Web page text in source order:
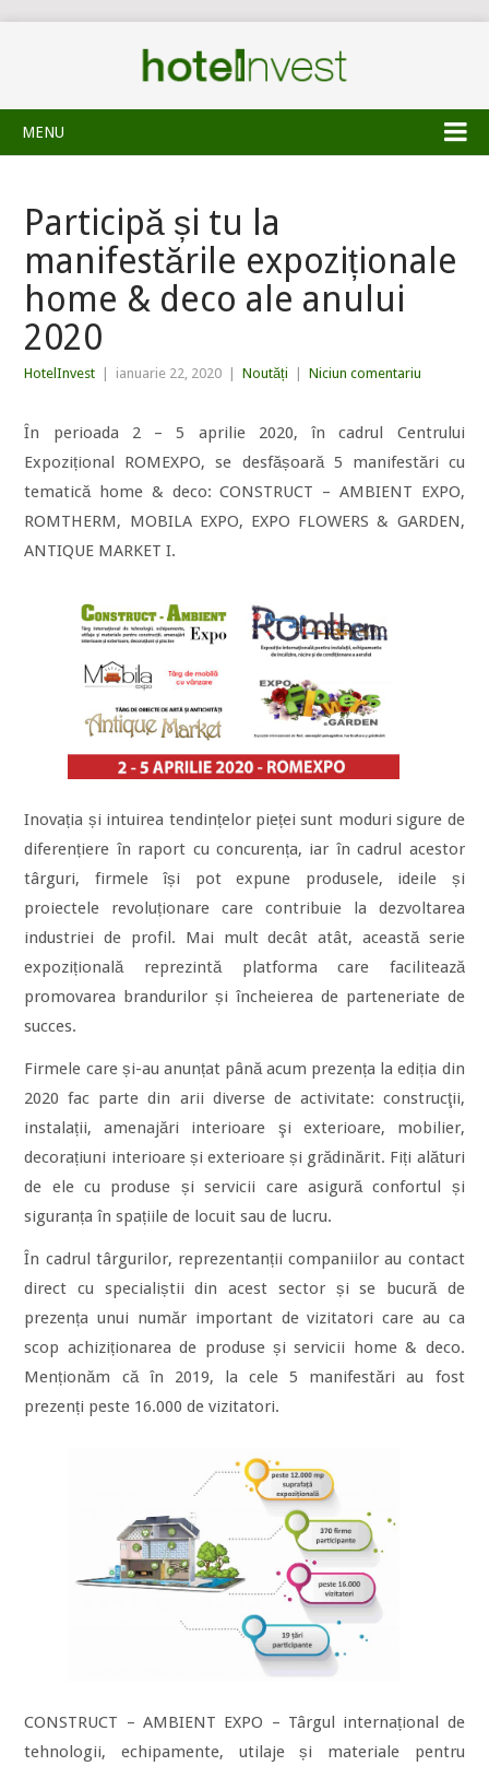
MENU
Participă și tu la
manifestările expoziționale
home & deco ale anului
2020
HotelInvest ianuarie 22, 2020 Noutăți Niciun comentariu
În perioada 2 – 5 aprilie 2020, în cadrul Centrului
Expozițional ROMEXPO, se desfășoară 5 manifestări cu
tematică home & deco: CONSTRUCT – AMBIENT EXPO,
ROMTHERM, MOBILA EXPO, EXPO FLOWERS & GARDEN,
ANTIQUE MARKET I.
Inovația și intuirea tendințelor pieței sunt moduri sigure de
diferențiere în raport cu concurența, iar în cadrul acestor
târguri, firmele își pot expune produsele, ideile și
proiectele revoluționare care contribuie la dezvoltarea
industriei de profil. Mai mult decât atât, această serie
expozițională reprezintă platforma care facilitează
promovarea brandurilor și încheierea de parteneriate de
succes.
Firmele care și-au anunțat până acum prezența la ediția din
2020 fac parte din arii diverse de activitate: construcţii,
instalații, amenajări interioare şi exterioare, mobilier,
decorațiuni interioare și exterioare și grădinărit. Fiți alături
de ele cu produse și servicii care asigură confortul și
siguranța în spațiile de locuit sau de lucru.
În cadrul târgurilor, reprezentanții companiilor au contact
direct cu specialiștii din acest sector și se bucură de
prezența unui număr important de vizitatori care au ca
scop achiziționarea de produse și servicii home & deco.
Menționăm că în 2019, la cele 5 manifestări au fost
prezenți peste 16.000 de vizitatori.
CONSTRUCT – AMBIENT EXPO – Târgul internațional de
tehnologii, echipamente, utilaje și materiale pentru